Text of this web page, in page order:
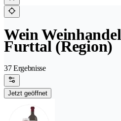
Wein
Furttal (Region)
37 Ergebnisse
Jetzt geöffnet